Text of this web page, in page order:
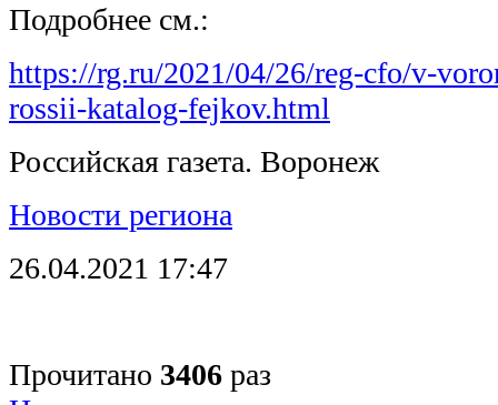
Подробнее см.:
https://rg.ru/2021/04/26/reg-cfo/v-
rossii-katalog-fejkov.html
Российская газета. Воронеж
Новости региона
26.04.2021 17:47
Прочитано 3406 раз